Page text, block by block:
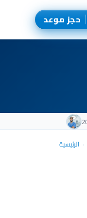
حجز موعد
الرئيسية ›